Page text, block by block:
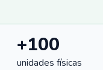
+100
unidades físicas